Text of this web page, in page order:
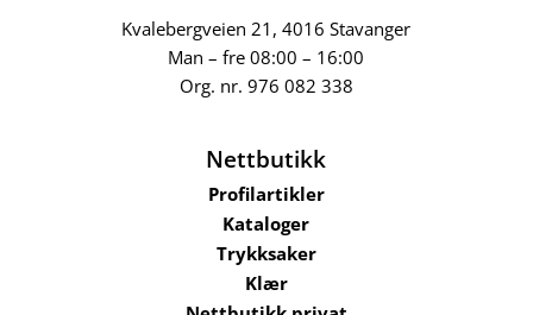
Kvalebergveien 21 , 4016 Stavanger
Man – fre 08:00 – 16:00
Org. nr. 976 082 338
Nettbutikk
Profilartikler
Kataloger
Trykksaker
Klær